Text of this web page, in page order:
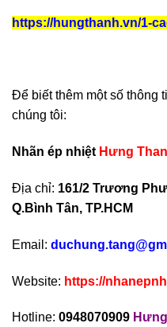
https://hungthanh.vn/1-
Để biết thêm một số thông
chúng tôi:
Nhãn ép nhiệt Hưng
Địa chỉ: 161/2 Trương
Q.Bình Tân, TP.HCM
Email:
Website: https://
Hotline: 0948070909 Hưng